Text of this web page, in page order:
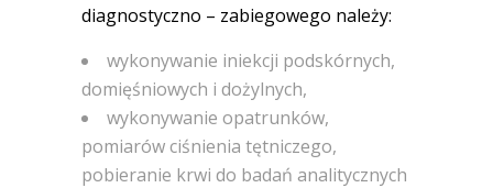
diagnostyczno – zabiegowego należy:
wykonywanie iniekcji podskórnych,
domięśniowych i dożylnych,
wykonywanie opatrunków,
pomiarów ciśnienia tętniczego,
pobieranie krwi do badań analitycznych